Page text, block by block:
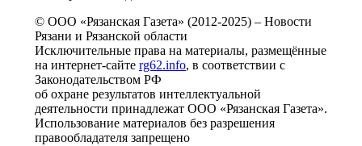
© ООО «Рязанская Газета» (2012-2025) – Новости
Рязани и Рязанской области
Исключительные права на материалы, размещённые
на интернет-сайте rg62.info, в соответствии с
Законодательством РФ
об охране результатов интеллектуальной
деятельности принадлежат ООО «Рязанская Газета».
Использование материалов без разрешения
правообладателя запрещено